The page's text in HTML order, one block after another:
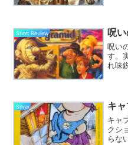
がら
Short Review 呪
呪い
す。
れ味
Silver キ
キャ
クシ
らな